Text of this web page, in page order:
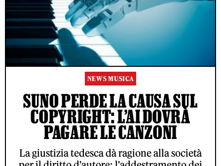
NEWS MUSICA
SUNO PERDE LA CAUSA SUL
COPYRIGHT: L’AI DOVRÀ
PAGARE LE CANZONI
La giustizia tedesca dà ragione alla società